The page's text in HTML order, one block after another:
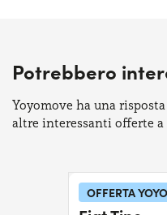
Potrebbero
Yoyomove ha una
altre interessanti offerte a
OFFERTA